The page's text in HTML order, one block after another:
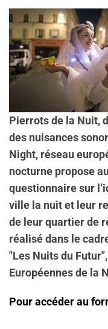
Pierrots de la Nuit,
des nuisances
Night, réseau
nocturne propose
questionnaire sur
ville la nuit et leur
de leur quartier de
réalisé dans le
"Les Nuits du
Européennes de la
Pour accéder au